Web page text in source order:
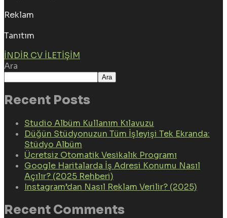
Reklam
Tanıtım
İNDIR CV İLETIŞIM
Ara
Ara
Recent Posts
Studio Albüm Kullanım Kılavuzu
Düğün Stüdyonuzun Tüm İşleyişi Tek Ekranda:
Stüdyo Albüm
Ücretsiz Otomatik Vesikalık Programı
Google Haritalarda İş Adresi Konumu Nasıl
Açılır? (2025 Rehberi)
Instagram’dan Nasıl Reklam Verilir? (2025)
Recent Comments